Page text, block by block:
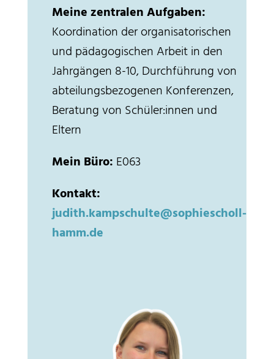
Meine zentralen Aufgaben:
Koordination der organisatorischen
und pädagogischen Arbeit in den
Jahrgängen 8-10, Durchführung von
abteilungsbezogenen Konferenzen,
Beratung von Schüler:innen und
Eltern
Mein Büro: E063
Kontakt:
judith.kampschulte@sophiescholl-
hamm.de